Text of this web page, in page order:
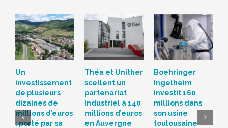
Un
investissement
de plusieurs
dizaines de
millions d’euros
: porté par sa
Théa et Unither
scellent un
partenariat
industriel à 140
millions d’euros
en Auvergne
Boehringer
Ingelheim
investit 160
millions dans
son usine
toulousaine